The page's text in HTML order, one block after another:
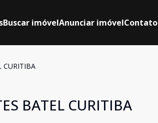
Buscar imóvelAnunciar imóvelContato
CURITIBA
BATEL CURITIBA